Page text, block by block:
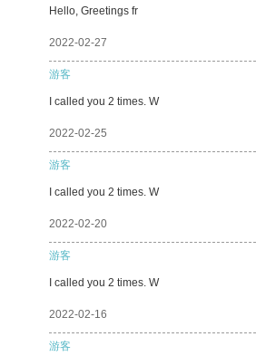
Hello, Greetings fr
2022-02-27
游客
I called you 2 times. W
2022-02-25
游客
I called you 2 times. W
2022-02-20
游客
I called you 2 times. W
2022-02-16
游客